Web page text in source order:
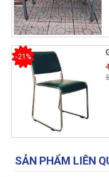
-21%
SẢN PHẨM LIÊN